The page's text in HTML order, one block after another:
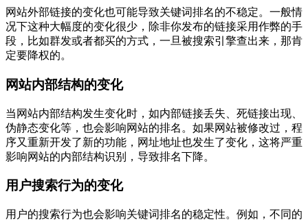
网站外部链接的变化也可能导致关键词排名的不稳定。一般情
况下这种大幅度的变化很少，除非你发布的链接采用作弊的手
段，比如群发或者都买的方式，一旦被搜索引擎查出来，那肯
定要降权的。
网站内部结构的变化
当网站内部结构发生变化时，如内部链接丢失、死链接出现、
伪静态变化等，也会影响网站的排名。如果网站被修改过，程
序又重新开发了新的功能，网址地址也发生了变化，这将严重
影响网站的内部结构识别，导致排名下降。
用户搜索行为的变化
用户的搜索行为也会影响关键词排名的稳定性。例如，不同的